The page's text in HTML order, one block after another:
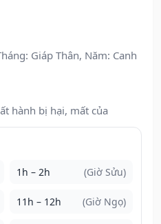
Giáp Thân, Năm: Canh
hành bị hại, mất của
1h – 2h (Giờ Sửu)
11h – 12h (Giờ Ngọ)